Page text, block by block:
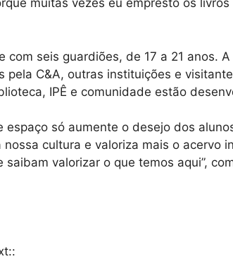
muitas vezes eu empresto os
com seis guardiões, de 17 a 21 anos.
pela C&A, outras instituições e
IPÊ e comunidade estão
espaço só aumente o desejo dos
cultura e valoriza mais o acervo
saibam valorizar o que temos aqui”,